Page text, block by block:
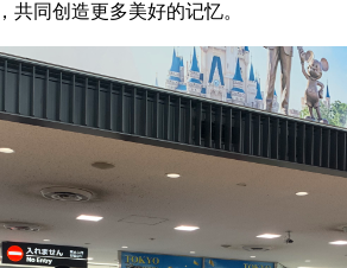
共同创造更多美好的记忆。